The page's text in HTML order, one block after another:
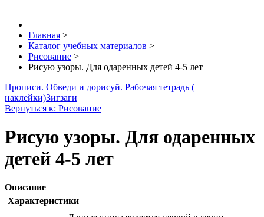
Главная >
Каталог учебных материалов >
Рисование >
Рисую узоры. Для одаренных детей 4-5 лет
Прописи. Обведи и дорисуй. Рабочая тетрадь (+
наклейки)Зигзаги
Вернуться к: Рисование
Рисую узоры. Для одаренных
детей 4-5 лет
Описание
Характеристики